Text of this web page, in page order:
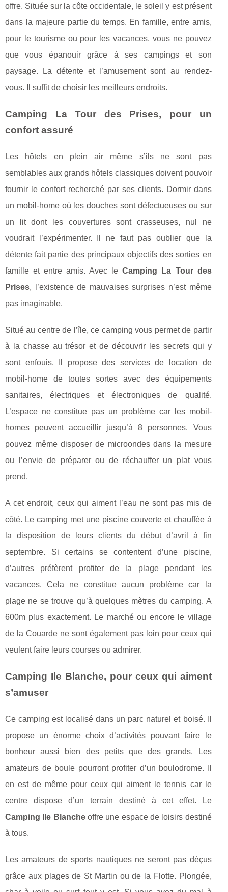
offre. Située sur la côte occidentale, le soleil y est présent
dans la majeure partie du temps. En famille, entre amis,
pour le tourisme ou pour les vacances, vous ne pouvez
que vous épanouir grâce à ses campings et son
paysage. La détente et l’amusement sont au rendez-
vous. Il suffit de choisir les meilleurs endroits.
Camping La Tour des Prises, pour un
confort assuré
Les hôtels en plein air même s’ils ne sont pas
semblables aux grands hôtels classiques doivent pouvoir
fournir le confort recherché par ses clients. Dormir dans
un mobil-home où les douches sont défectueuses ou sur
un lit dont les couvertures sont crasseuses, nul ne
voudrait l’expérimenter. Il ne faut pas oublier que la
détente fait partie des principaux objectifs des sorties en
famille et entre amis. Avec leCamping La Tour des
Prises, l’existence de mauvaises surprises n’est même
pas imaginable.
Situé au centre de l’île, ce camping vous permet de partir
à la chasse au trésor et de découvrir les secrets qui y
sont enfouis. Il propose des services de location de
mobil-home de toutes sortes avec des équipements
sanitaires, électriques et électroniques de qualité.
L’espace ne constitue pas un problème car les mobil-
homes peuvent accueillir jusqu’à 8 personnes. Vous
pouvez même disposer de microondes dans la mesure
ou l’envie de préparer ou de réchauffer un plat vous
prend.
A cet endroit, ceux qui aiment l’eau ne sont pas mis de
côté. Le camping met une piscine couverte et chauffée à
la disposition de leurs clients du début d’avril à fin
septembre. Si certains se contentent d’une piscine,
d’autres préfèrent profiter de la plage pendant les
vacances. Cela ne constitue aucun problème car la
plage ne se trouve qu’à quelques mètres du camping. A
600m plus exactement. Le marché ou encore le village
de la Couarde ne sont également pas loin pour ceux qui
veulent faire leurs courses ou admirer.
Camping Ile Blanche, pour ceux qui aiment
s’amuser
Ce camping est localisé dans un parc naturel et boisé. Il
propose un énorme choix d’activités pouvant faire le
bonheur aussi bien des petits que des grands. Les
amateurs de boule pourront profiter d’un boulodrome. Il
en est de même pour ceux qui aiment le tennis car le
centre dispose d’un terrain destiné à cet effet. Le
Camping Ile Blancheoffre une espace de loisirs destiné
à tous.
Les amateurs de sports nautiques ne seront pas déçus
grâce aux plages de St Martin ou de la Flotte. Plongée,